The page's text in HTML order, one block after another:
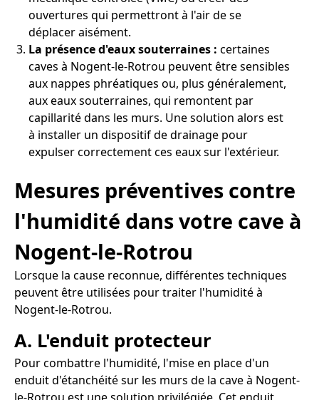
ouvertures qui permettront à l'air de se
déplacer aisément.
La présence d'eaux souterraines : certaines
caves à Nogent-le-Rotrou peuvent être sensibles
aux nappes phréatiques ou, plus généralement,
aux eaux souterraines, qui remontent par
capillarité dans les murs. Une solution alors est
à installer un dispositif de drainage pour
expulser correctement ces eaux sur l'extérieur.
Mesures préventives contre
l'humidité dans votre cave à
Nogent-le-Rotrou
Lorsque la cause reconnue, différentes techniques
peuvent être utilisées pour traiter l'humidité à
Nogent-le-Rotrou.
A. L'enduit protecteur
Pour combattre l'humidité, l'mise en place d'un
enduit d'étanchéité sur les murs de la cave à Nogent-
le-Rotrou est une solution privilégiée. Cet enduit